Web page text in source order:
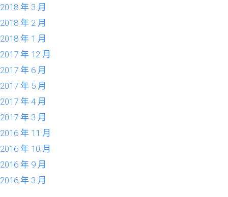
2018 年 3 月
2018 年 2 月
2018 年 1 月
2017 年 12 月
2017 年 6 月
2017 年 5 月
2017 年 4 月
2017 年 3 月
2016 年 11 月
2016 年 10 月
2016 年 9 月
2016 年 3 月